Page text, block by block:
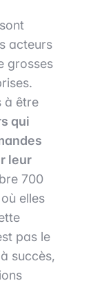
acteurs
grosses
à être
qui
leur
700
elles
pas le
succès,